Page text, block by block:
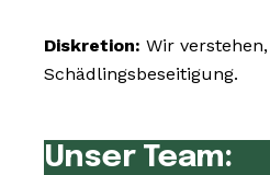
Diskretion: Wir
Schädlingsbeseitigung.
Unser Team: